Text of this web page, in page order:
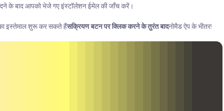
के बाद आपको भेजे गए इंस्टॉलेशन ईमेल की जाँच करें।
इस्तेमाल शुरू कर सकते हैंसक्रियण बटन पर क्लिक करने के तुरंत बादनोमैड ऐप के भीतर!